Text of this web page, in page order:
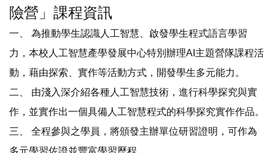
險營」課程資訊
一、 為推動學生認識人工智慧、啟發學生程式語言學習
力，本校人工智慧產學發展中心特別辦理AI主題營隊課程活
動，藉由探索、實作等活動方式，開發學生多元能力。
二、 由淺入深介紹各種人工智慧技術，進行科學探究與實
作，並實作出一個具備人工智慧程式的科學探究實作作品。
三、 全程參與之學員，將頒發主辦單位研習證明，可作為